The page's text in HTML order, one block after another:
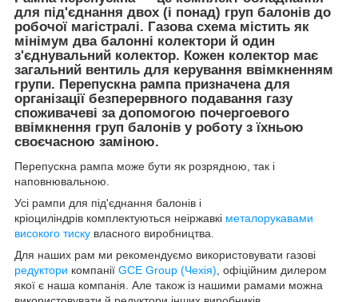
для під'єднання двох (і понад) груп балонів до
робочої магістралі. Газова схема містить як
мінімум два балонні колектори й один
з'єднувальний колектор. Кожен колектор має
загальний вентиль для керування ввімкненням
групи. Перепускна рампа призначена для
організації безперервного подавання газу
споживачеві за допомогою почергоевого
ввімкнення груп балонів у роботу з їхньою
своєчасною заміною.
Перепускна рампа може бути як розрядною, так і
наповнювальною.
Усі рампи для під'єднання балонів і
кріоциліндрів комплектуються неіржавкі металорукавами
високого тиску власного виробництва.
Для наших рам ми рекомендуємо використовувати газові
редуктори компанії GCE Group (Чехія) , офіційним дилером
якої є наша компанія. Але також із нашими рамами можна